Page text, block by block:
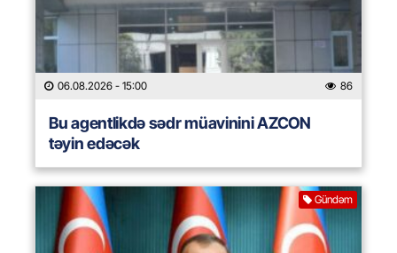
06.08.2026 - 15:00 86
Bu agentlikdə sədr müavinini AZCON
təyin edəcək
Gündəm